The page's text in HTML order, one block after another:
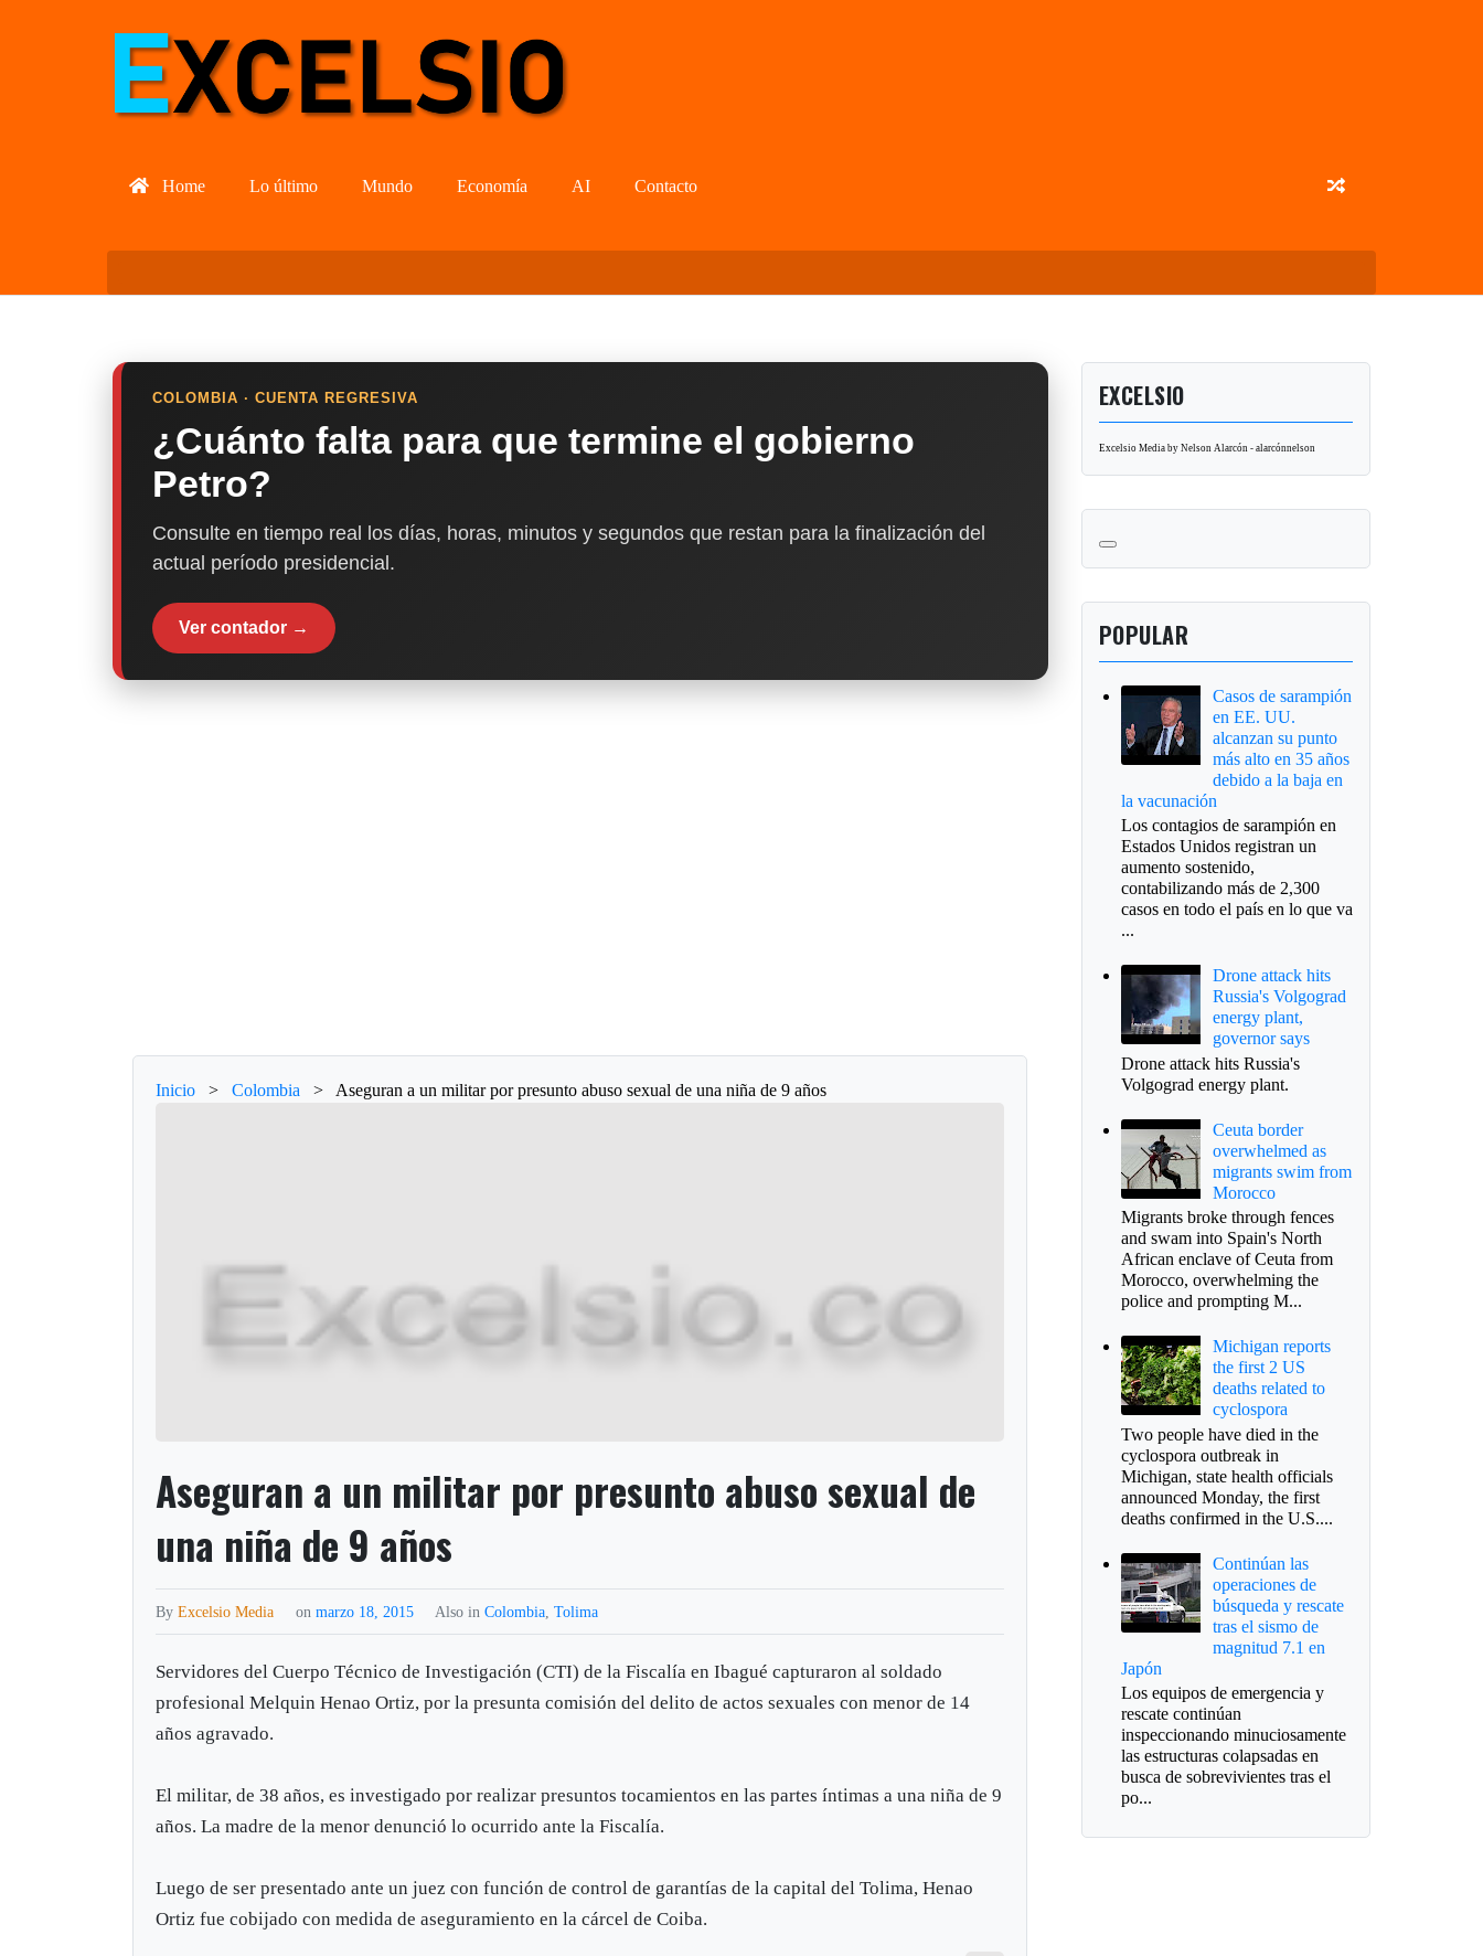
Home Lo último Mundo Economía AI Contacto
COLOMBIA · CUENTA REGRESIVA
¿Cuánto falta para que termine el gobierno
Petro?
Consulte en tiempo real los días, horas, minutos y segundos que restan para la finalización del
actual período presidencial.
Ver contador →
Inicio > Colombia > Aseguran a un militar por presunto abuso sexual de una niña de 9 años
Aseguran a un militar por presunto abuso sexual de
una niña de 9 años
ByExcelsio Media onmarzo 18, 2015 Also inColombia ,Tolima
Servidores del Cuerpo Técnico de Investigación (CTI) de la Fiscalía en Ibagué capturaron al soldado
profesional Melquin Henao Ortiz, por la presunta comisión del delito de actos sexuales con menor de 14
años agravado.
El militar, de 38 años, es investigado por realizar presuntos tocamientos en las partes íntimas a una niña de 9
años. La madre de la menor denunció lo ocurrido ante la Fiscalía.
Luego de ser presentado ante un juez con función de control de garantías de la capital del Tolima, Henao
Ortiz fue cobijado con medida de aseguramiento en la cárcel de Coiba.
EXCELSIO
Excelsio Media by Nelson Alarcón - alarcónnelson
POPULAR
Casos de sarampión
en EE. UU.
alcanzan su punto
más alto en 35 años
debido a la baja en
la vacunación
Los contagios de sarampión en
Estados Unidos registran un
aumento sostenido,
contabilizando más de 2,300
casos en todo el país en lo que va
...
Drone attack hits
Russia's Volgograd
energy plant,
governor says
Drone attack hits Russia's
Volgograd energy plant.
Ceuta border
overwhelmed as
migrants swim from
Morocco
Migrants broke through fences
and swam into Spain's North
African enclave of Ceuta from
Morocco, overwhelming the
police and prompting M...
Michigan reports
the first 2 US
deaths related to
cyclospora
Two people have died in the
cyclospora outbreak in
Michigan, state health officials
announced Monday, the first
deaths confirmed in the U.S....
Continúan las
operaciones de
búsqueda y rescate
tras el sismo de
magnitud 7.1 en
Japón
Los equipos de emergencia y
rescate continúan
inspeccionando minuciosamente
las estructuras colapsadas en
busca de sobrevivientes tras el
po...